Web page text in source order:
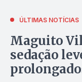
ÚLTIMAS NOTÍCIAS
Maguito
sedação